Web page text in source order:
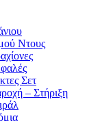
Ντους
Σετ
– Στήριξη